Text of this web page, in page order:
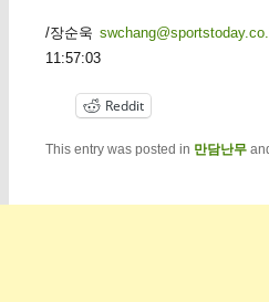
/장순욱
11:57:03
Reddit
This entry was posted in 만담난무